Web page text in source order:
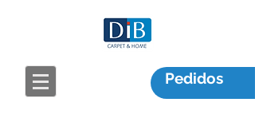
Pedidos